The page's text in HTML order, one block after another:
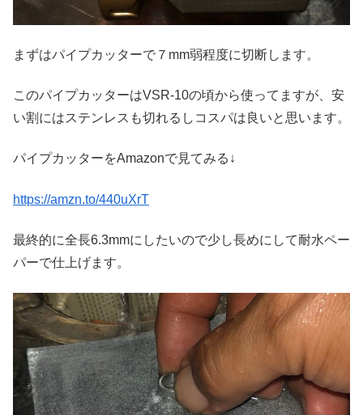
まずはパイプカッターで７mm弱程度に切断します。
このパイプカッターはVSR-10の頃から使ってますが、安
い割にはステンレスも切れるしコスパは良いと思います。
パイプカッターをAmazonで見てみる↓
https://amzn.to/440uXrT
最終的に全長6.3mmにしたいので少し長めにして耐水ペー
パーで仕上げます。